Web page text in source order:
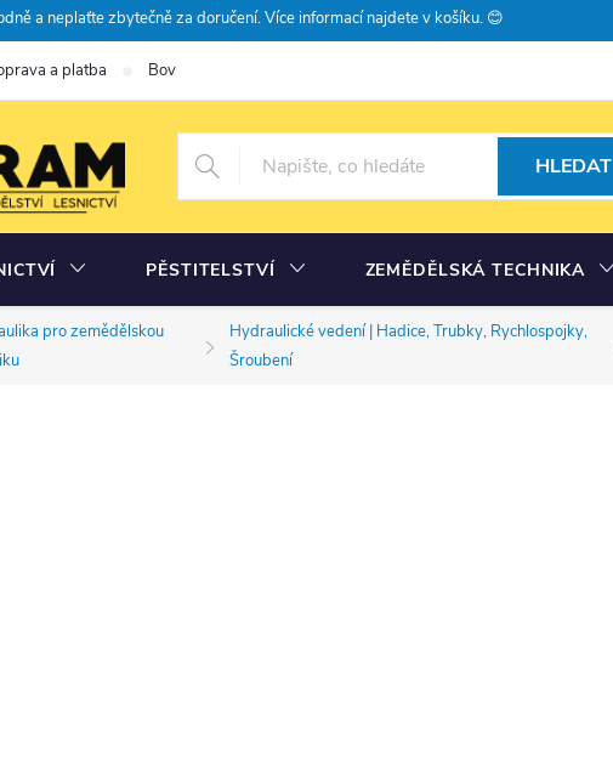
a neplaťte zbytečně za doručení. Více informací najdete v košíku. 😊
a platba Bovramova poradna
HLEDAT
PĚSTITELSTVÍ ZEMĚDĚLSKÁ TECHNIKA
pro zemědělskou
Hydraulické vedení | Hadice, Trubky, Rychlospojky,
Šroubení